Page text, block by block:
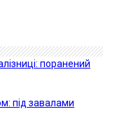
поранений
під завалами